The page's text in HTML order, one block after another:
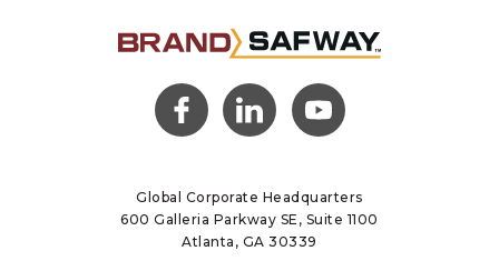
(opens
in a
new
(opens
new
(opens
in a
new
Global Corporate Headquarters
600 Galleria Parkway SE, Suite 1100
Atlanta, GA 30339